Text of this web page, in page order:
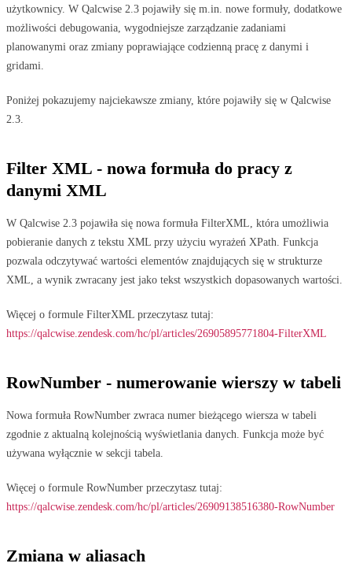
użytkownicy. W Qalcwise 2.3 pojawiły się m.in. nowe formuły, dodatkowe
możliwości debugowania, wygodniejsze zarządzanie zadaniami
planowanymi oraz zmiany poprawiające codzienną pracę z danymi i
gridami.
Poniżej pokazujemy najciekawsze zmiany, które pojawiły się w Qalcwise
2.3.
Filter XML - nowa formuła do pracy z
danymi XML
W Qalcwise 2.3 pojawiła się nowa formuła FilterXML, która umożliwia
pobieranie danych z tekstu XML przy użyciu wyrażeń XPath. Funkcja
pozwala odczytywać wartości elementów znajdujących się w strukturze
XML, a wynik zwracany jest jako tekst wszystkich dopasowanych wartości.
Więcej o formule FilterXML przeczytasz tutaj:
https://qalcwise.zendesk.com/hc/pl/articles/26905895771804-FilterXML
RowNumber - numerowanie wierszy w tabeli
Nowa formuła RowNumber zwraca numer bieżącego wiersza w tabeli
zgodnie z aktualną kolejnością wyświetlania danych. Funkcja może być
używana wyłącznie w sekcji tabela.
Więcej o formule RowNumber przeczytasz tutaj:
https://qalcwise.zendesk.com/hc/pl/articles/26909138516380-RowNumber
Zmiana w aliasach